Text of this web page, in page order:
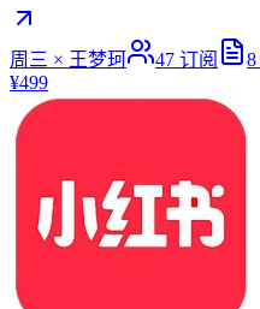
周三 × 王梦珂 47 订阅 8
¥499